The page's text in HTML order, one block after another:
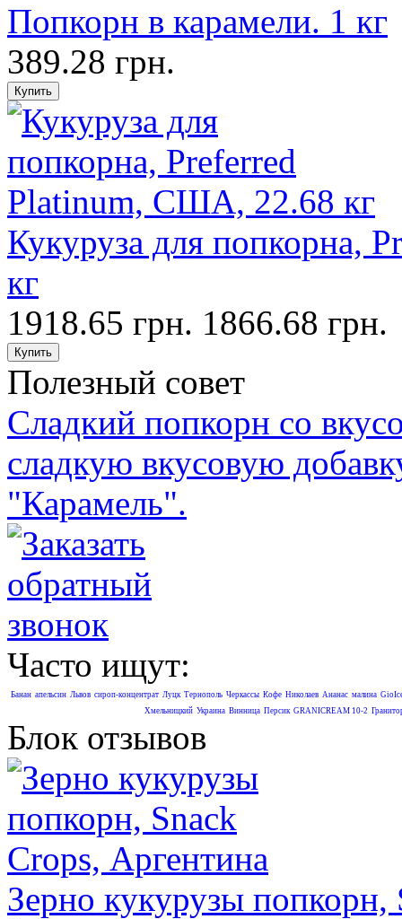
Попкорн в карамели. 1 кг
389.28 грн.
Кукуруза для попкорна,
кг
1918.65 грн. 1866.68 грн.
Полезный совет
Сладкий попкорн со
сладкую вкусовую
"Карамель".
Часто ищут:
Банан апельсин Львов cироп-концентрат Луцк Тернополь Черкассы Кофе Николаев Ананас малина
Хмельницкий Украина Винница Персик GRANICREAM 10-2
Блок отзывов
Зерно кукурузы